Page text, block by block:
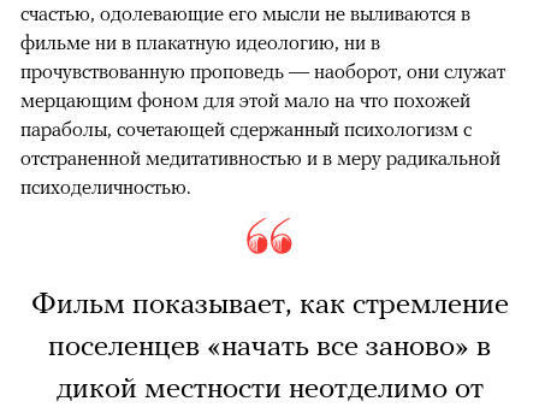
счастью, одолевающие его мысли не выливаются в
фильме ни в плакатную идеологию, ни в
прочувствованную проповедь — наоборот, они служат
мерцающим фоном для этой мало на что похожей
параболы, сочетающей сдержанный психологизм с
отстраненной медитативностью и в меру радикальной
психоделичностью.
Фильм показывает, как стремление
поселенцев «начать все заново» в
дикой местности неотделимо от